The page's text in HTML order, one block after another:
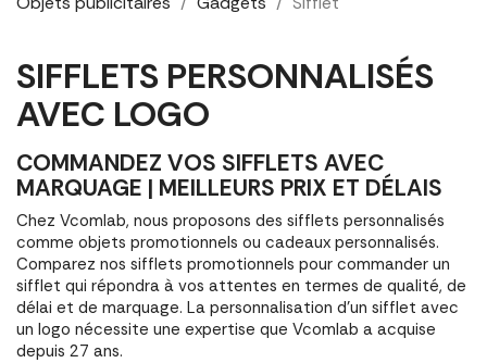
SIFFLETS PERSONNALISÉS
AVEC LOGO
COMMANDEZ VOS SIFFLETS AVEC
MARQUAGE | MEILLEURS PRIX ET DÉLAIS
Chez Vcomlab, nous proposons des sifflets personnalisés
comme objets promotionnels ou cadeaux personnalisés.
Comparez nos sifflets promotionnels pour commander un
sifflet qui répondra à vos attentes en termes de qualité, de
délai et de marquage. La personnalisation d'un sifflet avec
un logo nécessite une expertise que Vcomlab a acquise
depuis 27 ans.